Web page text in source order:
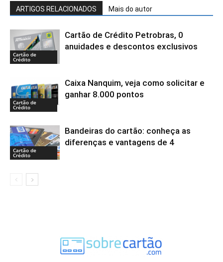
ARTIGOS RELACIONADOS Mais do autor
Cartão de
Crédito
Cartão de Crédito Petrobras, 0
anuidades e descontos exclusivos
Cartão de
Crédito
Caixa Nanquim, veja como solicitar e
ganhar 8.000 pontos
Cartão de
Crédito
Bandeiras do cartão: conheça as
diferenças e vantagens de 4